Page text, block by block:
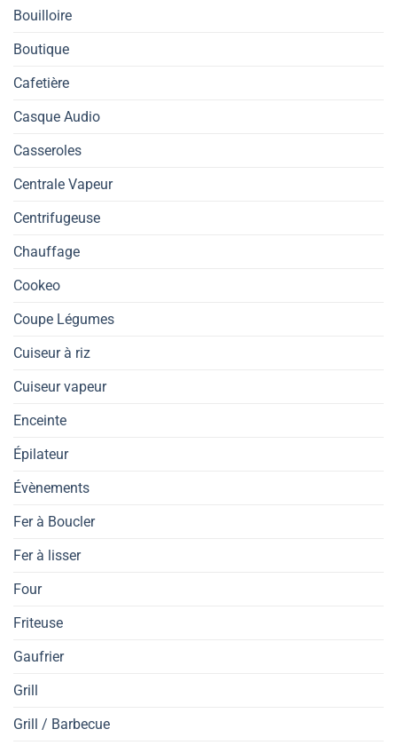
Bouilloire
Boutique
Cafetière
Casque Audio
Casseroles
Centrale Vapeur
Centrifugeuse
Chauffage
Cookeo
Coupe Légumes
Cuiseur à riz
Cuiseur vapeur
Enceinte
Épilateur
Évènements
Fer à Boucler
Fer à lisser
Four
Friteuse
Gaufrier
Grill
Grill / Barbecue